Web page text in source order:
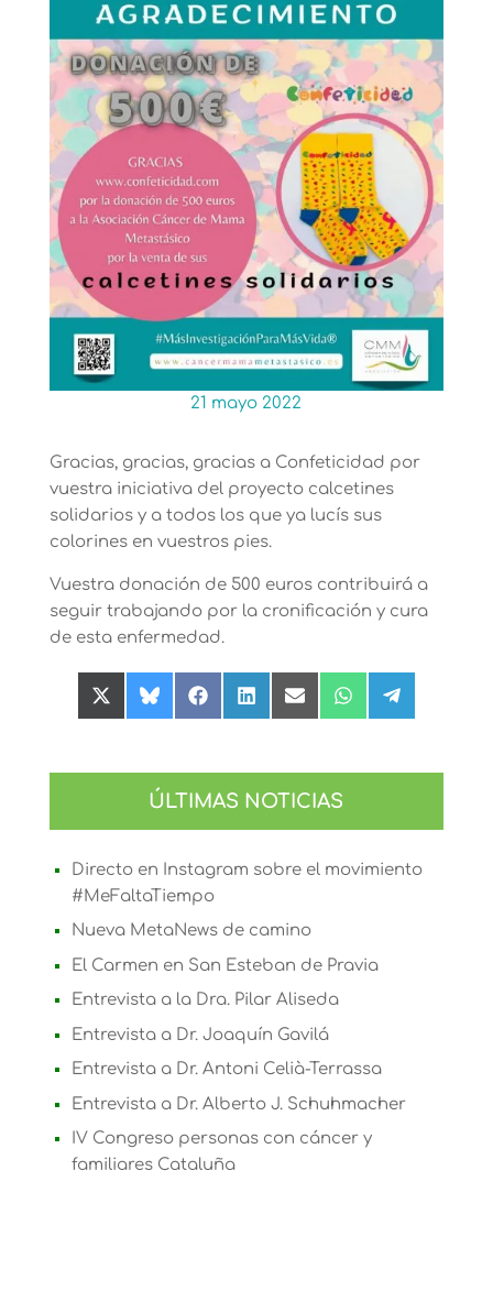
21 mayo 2022
Gracias, gracias, gracias a Confeticidad por
vuestra iniciativa del proyecto calcetines
solidarios y a todos los que ya lucís sus
colorines en vuestros pies.
Vuestra donación de 500 euros contribuirá a
seguir trabajando por la cronificación y cura
de esta enfermedad.
Compartir
en
Compartir
en
Compartir
en
Compartir
en
Compartir
en
Compartir
en
Compartir
en
ÚLTIMAS NOTICIAS
Directo en Instagram sobre el movimiento
#MeFaltaTiempo
Nueva MetaNews de camino
El Carmen en San Esteban de Pravia
Entrevista a la Dra. Pilar Aliseda
Entrevista a Dr. Joaquín Gavilá
Entrevista a Dr. Antoni Celià-Terrassa
Entrevista a Dr. Alberto J. Schuhmacher
IV Congreso personas con cáncer y
familiares Cataluña